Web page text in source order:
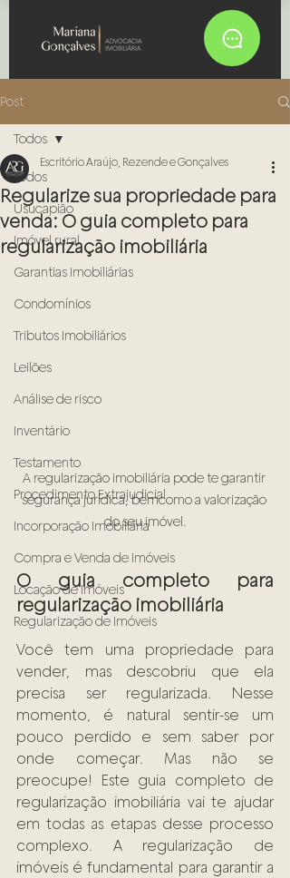
Post
Todos
Usucapião
Imóvel rural
Garantias Imobiliárias
Condomínios
Tributos Imobiliários
Leilões
Análise de risco
Inventário
Testamento
Procedimento Extrajudicial
Incorporação Imobiliária
Compra e Venda de Imóveis
Locação de Imóveis
Regularização de Imóveis
Todos
Regularize sua propriedade para
venda: O guia completo para
regularização imobiliária
Escritório Araújo, Rezende e Gonçalves
A regularização imobiliária pode te garantir
segurança jurídica, bemcomo a valorização
do seu imóvel.
O guia completo para
regularização imobiliária
Você tem uma propriedade para
vender, mas descobriu que ela
precisa ser regularizada. Nesse
momento, é natural sentir-se um
pouco perdido e sem saber por
onde começar. Mas não se
preocupe! Este guia completo de
regularização imobiliária vai te ajudar
em todas as etapas desse processo
complexo. A regularização de
imóveis é fundamental para garantir a